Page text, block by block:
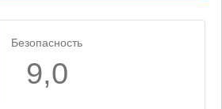
Безопасность
9,0